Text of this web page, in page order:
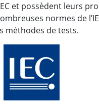
et possèdent leurs
normes de
méthodes de tests.